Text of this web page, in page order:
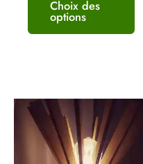
Choix des
options
de
prix :
€40,00
à